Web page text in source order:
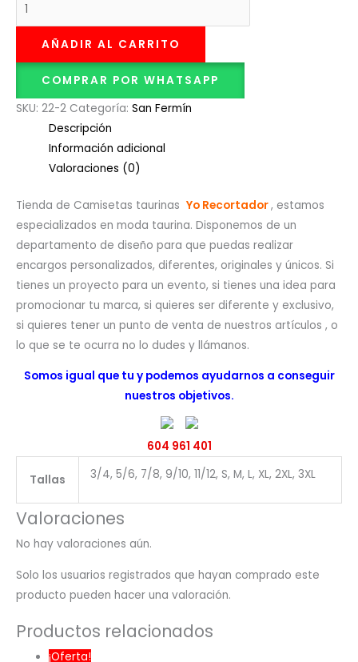
AÑADIR AL CARRITO
COMPRAR POR WHATSAPP
SKU: 22-2 Categoría: San Fermín
Descripción
Información adicional
Valoraciones (0)
Tienda de Camisetas taurinas Yo Recortador, estamos
especializados en moda taurina. Disponemos de un
departamento de diseño para que puedas realizar
encargos personalizados, diferentes, originales y únicos. Si
tienes un proyecto para un evento, si tienes una idea para
promocionar tu marca, si quieres ser diferente y exclusivo,
si quieres tener un punto de venta de nuestros artículos , o
lo que se te ocurra no lo dudes y llámanos.
Somos igual que tu y podemos ayudarnos a conseguir
nuestros objetivos.
604 961 401
Tallas 3/4, 5/6, 7/8, 9/10, 11/12, S, M, L, XL, 2XL, 3XL
Valoraciones
No hay valoraciones aún.
Solo los usuarios registrados que hayan comprado este
producto pueden hacer una valoración.
Productos relacionados
¡Oferta!